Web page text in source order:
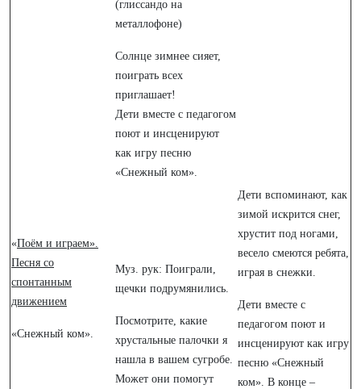
«Поём и играем».
Песня со
спонтанным
движением
«Снежный ком».
(глиссандо на
металлофоне)
Солнце зимнее сияет,
поиграть всех
приглашает!
Дети вместе с педагогом
поют и инсценируют
как игру песню
«Снежный ком».
Муз. рук: Поиграли,
щечки подрумянились.
Посмотрите, какие
хрустальные палочки я
нашла в вашем сугробе.
Может они помогут
Дети вспоминают, как
зимой искрится снег,
хрустит под ногами,
весело смеются ребята,
играя в снежки.
Дети вместе с
педагогом поют и
инсценируют как игру
песню «Снежный
ком». В конце –